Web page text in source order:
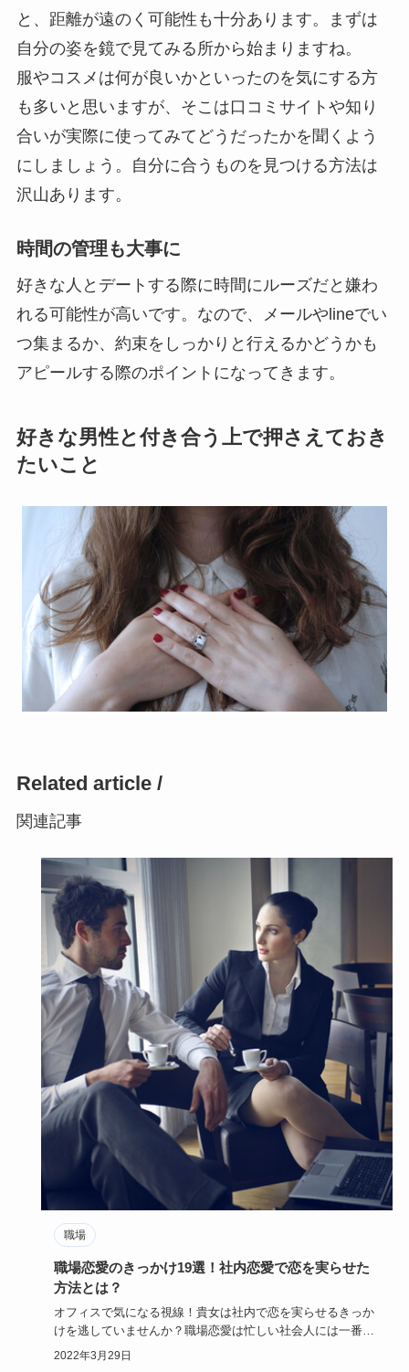
と、距離が遠のく可能性も十分あります。
まずは
自分の姿を鏡で見てみる所から始まりますね。
服やコスメは何が良いかといったのを気にする方
も多いと思いますが、そこは口コミサイトや知り
合いが実際に使ってみてどうだったかを聞くよう
にしましょう。自分に合うものを見つける方法は
沢山あります。
時間の管理も大事に
好きな人とデートする際に時間にルーズだと嫌わ
れる可能性が高いです。 なので、メールやlineでい
つ集まるか、約束をしっかりと行えるかどうかも
アピールする際のポイントになってきます。
好きな男性と付き合う上で押さえておき
たいこと
Related article /
関連記事
職場
職場恋愛のきっかけ19選！社内恋愛で恋を実らせた
方法とは？
オフィスで気になる視線！貴女は社内で恋を実らせるきっか
けを逃していませんか？職場恋愛は忙しい社会人には一番の
恋の近道でもあ…
2022年3月29日